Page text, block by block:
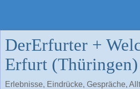
DerErfurter +
Erfurt (Thüringen)
Erlebnisse, Eindrücke, Gespräche,